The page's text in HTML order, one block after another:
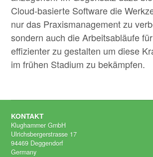
Cloud-basierte Software die
nur das Praxismanagement zu
sondern auch die Arbeitsabläufe
effizienter zu gestalten um diese
im frühen Stadium zu bekämpfen.
KONTAKT
Klughammer GmbH
Ulrichsbergerstrasse 17
94469 Deggendorf
Germany